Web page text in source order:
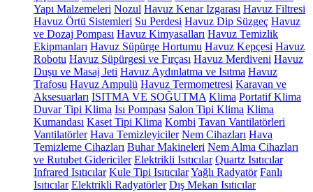
Yapı Malzemeleri Nozul Havuz Kenar Izgarası Havuz Filtresi
Havuz Örtü Sistemleri Su Perdesi Havuz Dip Süzgeç Havuz
ve Dozaj Pompası Havuz Kimyasalları Havuz Temizlik
Ekipmanları Havuz Süpürge Hortumu Havuz Kepçesi Havuz
Robotu Havuz Süpürgesi ve Fırçası Havuz Merdiveni Havuz
Duşu ve Masaj Jeti Havuz Aydınlatma ve Isıtma Havuz
Trafosu Havuz Ampulü Havuz Termometresi Karavan ve
Aksesuarları ISITMA VE SOĞUTMA Klima Portatif Klima
Duvar Tipi Klima Isı Pompası Salon Tipi Klima Klima
Kumandası Kaset Tipi Klima Kombi Tavan Vantilatörleri
Vantilatörler Hava Temizleyiciler Nem Cihazları Hava
Temizleme Cihazları Buhar Makineleri Nem Alma Cihazları
ve Rutubet Gidericiler Elektrikli Isıtıcılar Quartz Isıtıcılar
Infrared Isıtıcılar Kule Tipi IsıtıcılarYağlı Radyatör Fanlı
Isıtıcılar Elektrikli Radyatörler Dış Mekan Isıtıcılar